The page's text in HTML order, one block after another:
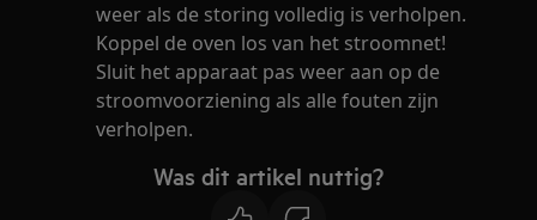
weer als de storing volledig is verholpen.
Koppel de oven los van het stroomnet!
Sluit het apparaat pas weer aan op de
stroomvoorziening als alle fouten zijn
verholpen.
Was dit artikel nuttig?